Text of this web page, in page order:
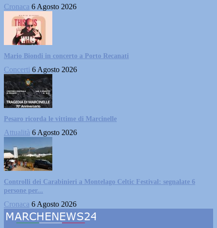
Cronaca 6 Agosto 2026
Mario Biondi in concerto a Porto Recanati
Concerti 6 Agosto 2026
Pesaro ricorda le vittime di Marcinelle
Attualità 6 Agosto 2026
Controlli dei Carabinieri a Montelago Celtic Festival: segnalate 6
persone per...
Cronaca 6 Agosto 2026